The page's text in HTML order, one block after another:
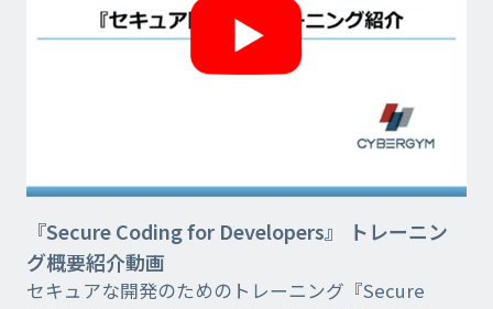
『Secure Coding for Developers』 トレーニン
グ概要紹介動画
セキュアな開発のためのトレーニング『Secure